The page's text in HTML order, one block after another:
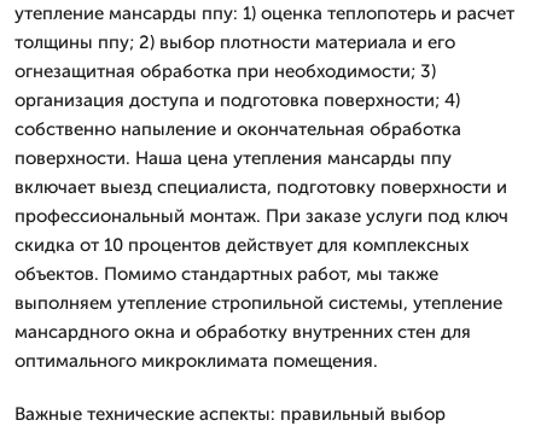
утепление мансарды ппу: 1) оценка теплопотерь и расчет
толщины ппу; 2) выбор плотности материала и его
огнезащитная обработка при необходимости; 3)
организация доступа и подготовка поверхности; 4)
собственно напыление и окончательная обработка
поверхности. Наша цена утепления мансарды ппу
включает выезд специалиста, подготовку поверхности и
профессиональный монтаж. При заказе услуги под ключ
скидка от 10 процентов действует для комплексных
объектов. Помимо стандартных работ, мы также
выполняем утепление стропильной системы, утепление
мансардного окна и обработку внутренних стен для
оптимального микроклимата помещения.
Важные технические аспекты: правильный выбор